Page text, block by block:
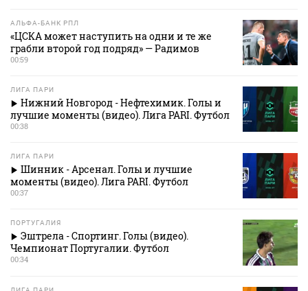
АЛЬФА-БАНК РПЛ
«ЦСКА может наступить на одни и те же
грабли второй год подряд» — Радимов
00:59
ЛИГА ПАРИ
Нижний Новгород - Нефтехимик. Голы и
лучшие моменты (видео). Лига PARI. Футбол
00:38
ЛИГА ПАРИ
Шинник - Арсенал. Голы и лучшие
моменты (видео). Лига PARI. Футбол
00:37
ПОРТУГАЛИЯ
Эштрела - Спортинг. Голы (видео).
Чемпионат Португалии. Футбол
00:34